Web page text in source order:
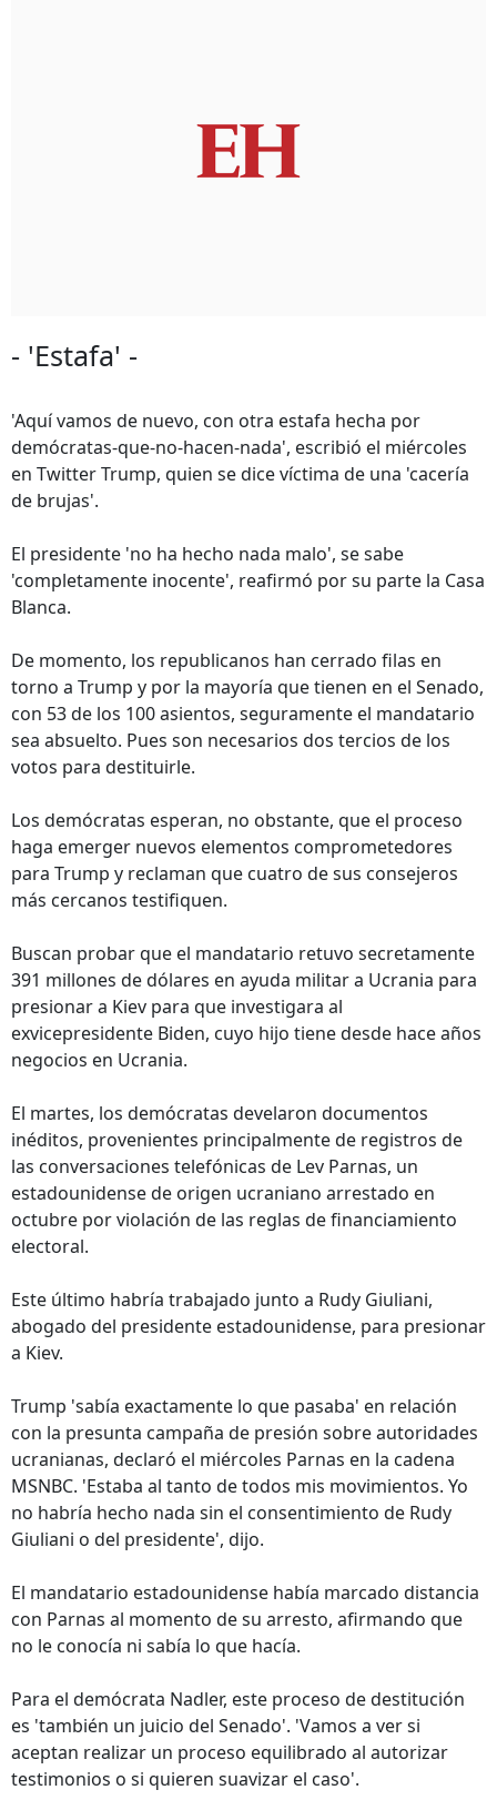
- 'Estafa' -
'Aquí vamos de nuevo, con otra estafa hecha por
demócratas-que-no-hacen-nada', escribió el miércoles
en Twitter Trump, quien se dice víctima de una 'cacería
de brujas'.
El presidente 'no ha hecho nada malo', se sabe
'completamente inocente', reafirmó por su parte la Casa
Blanca.
De momento, los republicanos han cerrado filas en
torno a Trump y por la mayoría que tienen en el Senado,
con 53 de los 100 asientos, seguramente el mandatario
sea absuelto. Pues son necesarios dos tercios de los
votos para destituirle.
Los demócratas esperan, no obstante, que el proceso
haga emerger nuevos elementos comprometedores
para Trump y reclaman que cuatro de sus consejeros
más cercanos testifiquen.
Buscan probar que el mandatario retuvo secretamente
391 millones de dólares en ayuda militar a Ucrania para
presionar a Kiev para que investigara al
exvicepresidente Biden, cuyo hijo tiene desde hace años
negocios en Ucrania.
El martes, los demócratas develaron documentos
inéditos, provenientes principalmente de registros de
las conversaciones telefónicas de Lev Parnas, un
estadounidense de origen ucraniano arrestado en
octubre por violación de las reglas de financiamiento
electoral.
Este último habría trabajado junto a Rudy Giuliani,
abogado del presidente estadounidense, para presionar
a Kiev.
Trump 'sabía exactamente lo que pasaba' en relación
con la presunta campaña de presión sobre autoridades
ucranianas, declaró el miércoles Parnas en la cadena
MSNBC. 'Estaba al tanto de todos mis movimientos. Yo
no habría hecho nada sin el consentimiento de Rudy
Giuliani o del presidente', dijo.
El mandatario estadounidense había marcado distancia
con Parnas al momento de su arresto, afirmando que
no le conocía ni sabía lo que hacía.
Para el demócrata Nadler, este proceso de destitución
es 'también un juicio del Senado'. 'Vamos a ver si
aceptan realizar un proceso equilibrado al autorizar
testimonios o si quieren suavizar el caso'.